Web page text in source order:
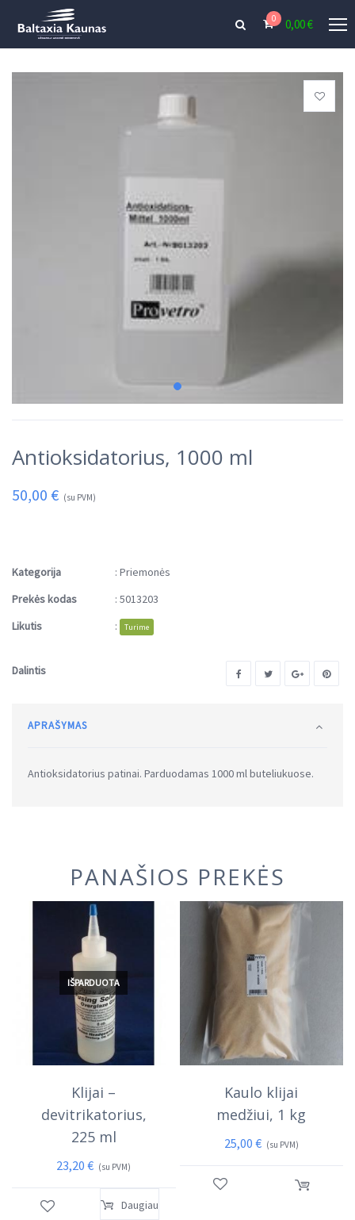
0 0,00€
Antioksidatorius, 1000 ml
50,00 € (su PVM)
Kategorija : Priemonės
Prekės kodas
: 5013203
Likutis
: Turime
Dalintis
APRAŠYMAS
Antioksidatorius patinai. Parduodamas 1000 ml buteliukuose.
PANAŠIOS PREKĖS
IŠPARDUOTA
Klijai –
devitrikatorius,
225 ml
23,20€ (su PVM)
Daugiau
Kaulo klijai
medžiui, 1 kg
25,00 € (su PVM)